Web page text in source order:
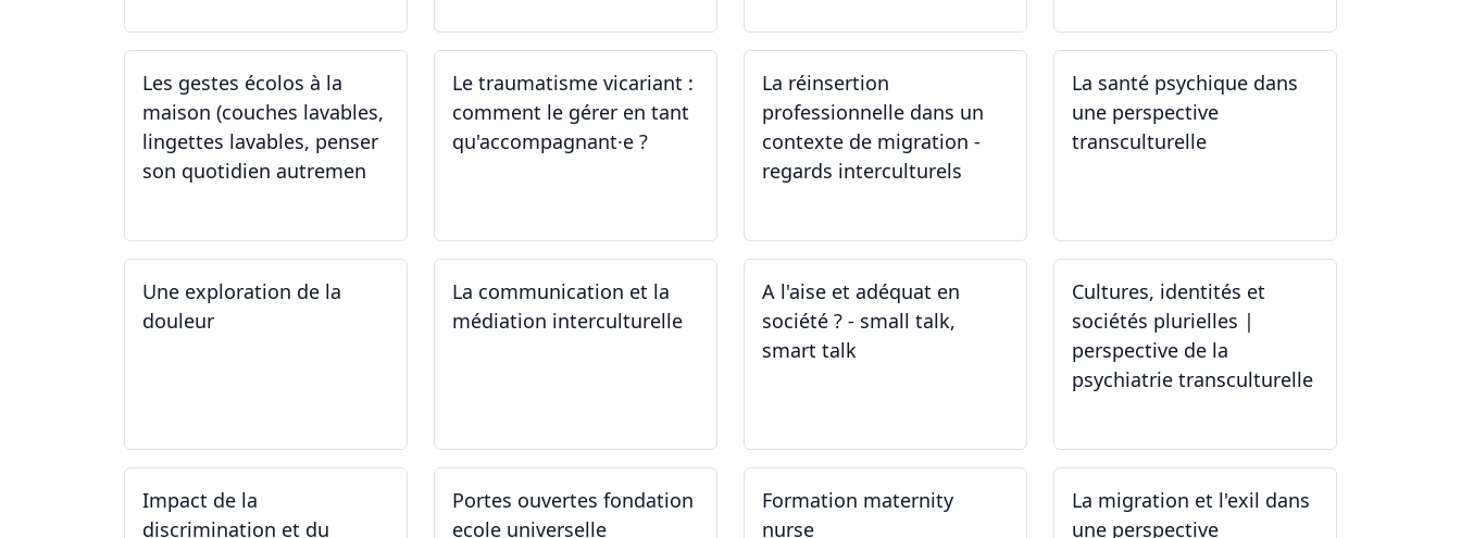
Les gestes écolos à la
maison (couches lavables,
lingettes lavables, penser
son quotidien autremen
Le traumatisme vicariant :
comment le gérer en tant
qu'accompagnant·e ?
La réinsertion
professionnelle dans un
contexte de migration -
regards interculturels
La santé psychique dans
une perspective
transculturelle
Une exploration de la
douleur
La communication et la
médiation interculturelle
A l'aise et adéquat en
société ? - small talk,
smart talk
Cultures, identités et
sociétés plurielles |
perspective de la
psychiatrie transculturelle
Impact de la
discrimination et du
Portes ouvertes fondation
ecole universelle
Formation maternity
nurse
La migration et l'exil dans
une perspective